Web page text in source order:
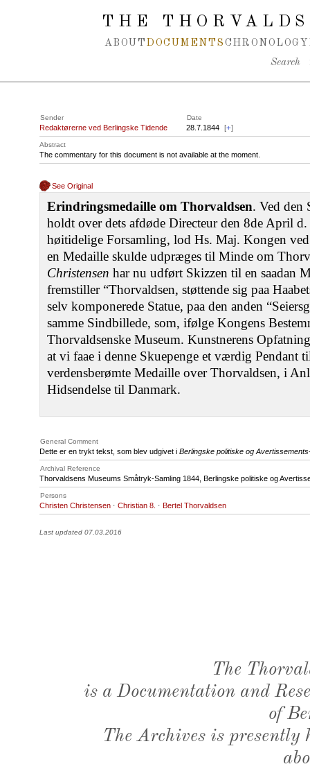
Spring navigation over
THE
ABOUT DOCUMENTS CHRONOLOGY
Search
Sender Date
Redaktørerne ved Berlingske Tidende 28.7.1844 [+]
Abstract
The commentary for this document is not available at the moment.
See Original
Erindringsmedaille om Thorvaldsen. Ved den
holdt over dets afdøde Directeur den 8de April
høitidelige Forsamling, lod Hs. Maj. Kongen
en Medaille skulde udpræges til Minde om
Christensen har nu udført Skizzen til en saadan
fremstiller “Thorvaldsen, støttende sig paa
selv komponerede Statue, paa den anden
samme Sindbillede, som, ifølge Kongens
Thorvaldsenske Museum. Kunstnerens
at vi faae i denne Skuepenge et værdig Pendant
verdensberømte Medaille over Thorvaldsen, i
Hidsendelse til Danmark.
General Comment
Dette er en trykt tekst, som blev udgivet i Berlingske politiske og
Archival Reference
Thorvaldsens Museums Småtryk-Samling 1844, Berlingske politiske og
Persons
Christen Christensen · Christian 8. · Bertel Thorvaldsen
Last updated 07.03.2016
The
is a Documentation and
of
The Archives is presently